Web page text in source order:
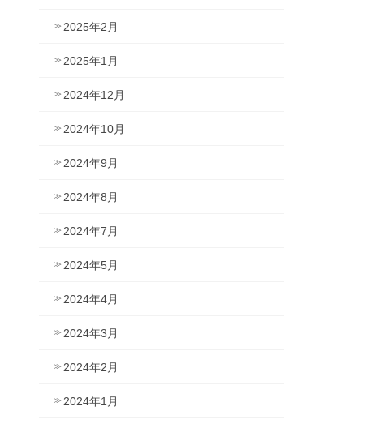
2025年2月
2025年1月
2024年12月
2024年10月
2024年9月
2024年8月
2024年7月
2024年5月
2024年4月
2024年3月
2024年2月
2024年1月